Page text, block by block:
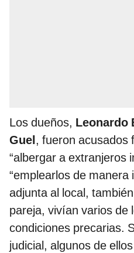
Los dueños, Leonardo
Guel, fueron acusados
“albergar a extranjeros
“emplearlos de manera
adjunta al local,
pareja, vivían varios de
condiciones precarias.
judicial, algunos de